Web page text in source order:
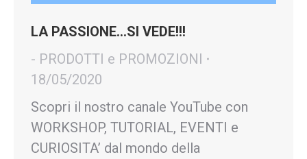
LA PASSIONE…SI VEDE!!!
- PRODOTTI e PROMOZIONI
18/05/2020
Scopri il nostro canale YouTube con
WORKSHOP, TUTORIAL, EVENTI e
CURIOSITA’ dal mondo della